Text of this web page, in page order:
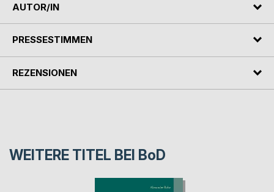
AUTOR/IN
PRESSESTIMMEN
REZENSIONEN
WEITERE TITEL BEI BoD